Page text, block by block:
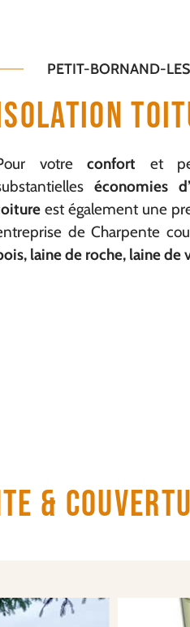
PETIT-BORNAND-
votreconfort et
économies
est également une
de Charpente
laine de roche, laine de
&